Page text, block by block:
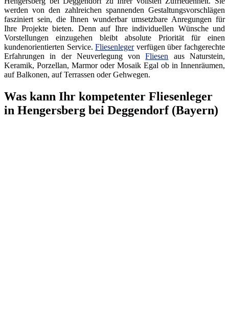
werden von den zahlreichen spannenden Gestaltungsvorschlägen
fasziniert sein, die Ihnen wunderbar umsetzbare Anregungen für
Ihre Projekte bieten. Denn auf Ihre individuellen Wünsche und
Vorstellungen einzugehen bleibt absolute Priorität für einen
kundenorientierten Service.Fliesenlegerverfügen über fachgerechte
Erfahrungen in der Neuverlegung vonFliesen aus Naturstein,
Keramik, Porzellan, Marmor oder Mosaik Egal ob in Innenräumen,
auf Balkonen, auf Terrassen oder Gehwegen.
Was kann Ihr kompetenter Fliesenleger
in Hengersberg bei Deggendorf (Bayern)